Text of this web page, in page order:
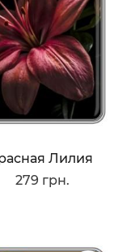
Лилия
279 грн.